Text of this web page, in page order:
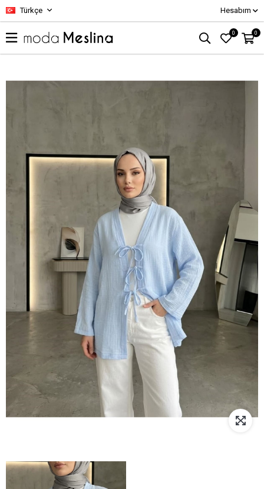
Türkçe Hesabım
0 0